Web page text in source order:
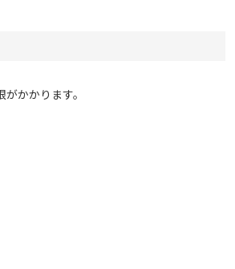
かかります。